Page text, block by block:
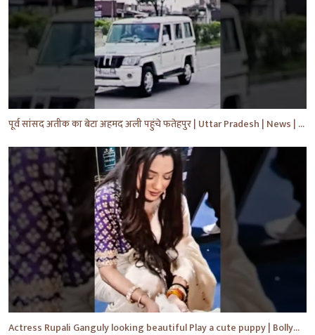
पूर्व सांसद अतीक का बेटा अहमद अली पहुंचे फतेहपुर | Uttar Pradesh | News | #shorts #yt #news #upnews
Actress Rupali Ganguly looking beautiful Play a cute puppy | Bollywood | Bollywood News #shorts #yt